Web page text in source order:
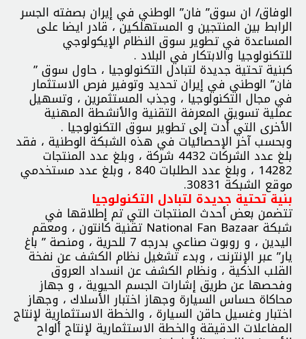
الوفاق/ ان سوق” فان” الوطني في إيران بصفته الجسر
الرابط بين المنتجين و المستهلكين ، قادر ايضا على
المساعدة في تطوير سوق النظام الإيكولوجي
للتكنولوجيا والابتكار في البلاد .
كبنية تحتية جديدة لتبادل التكنولوجيا ، حاول سوق ”
فان” الوطني في إيران تحديد وتوفير فرص الاستثمار
في مجال التكنولوجيا ، وجذب المستثمرين ، وتسهيل
عملية تسويق المعرفة التقنية والأنشطة المهنية
الأخرى التي أدت إلى تطوير سوق التكنولوجيا .
وبحسب آخر الإحصائيات في هذه الشبكة الوطنية ، فقد
بلغ عدد الشركات 4432 شركة ، وبلغ عدد المنتجات
14282 ، وبلغ عدد الطلبات 840 ، وبلغ عدد مستخدمي
موقع الشبكة 30831.
بنية تحتية جديدة لتبادل التكنولوجيا
تتضمن بعض أحدث المنتجات التي تم إطلاقها في
شبكة National Fan Bazaar تقنية كانتون ، ومعقم
اليدين ، و روبوت صناعي بدرجه 7 للحرية ، ومنصة ” باغ
يار” عبر الإنترنت ، وبدء تشغيل نظام الكشف عن نفخة
القلب الذكية ، ونظام الكشف عن انسداد العروق
وفحصها عن طريق إشارات الجسم الحيوية ، و جهاز
محاكاة حساس السيارة وجهاز اختبار الأسلاك ، وجهاز
اختبار وغسيل حاقن السيارة ، والخطة الاستثمارية لإنتاج
المفاعلات الدقيقة والخطة الاستثمارية لإنتاج ألواح